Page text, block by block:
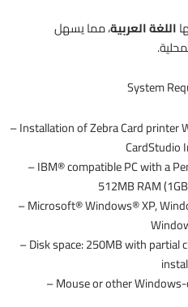
اللغة العربية، مما يسهل
System
– Installation of Zebra Card printer
CardStudio
– IBM® compatible PC with a
512MB RAM
– Microsoft® Windows® XP,
– Disk space: 250MB with
– Mouse or other